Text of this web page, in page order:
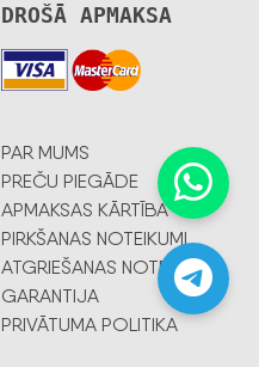
DROŠĀ APMAKSA
PAR MUMS
PREČU PIEGĀDE
APMAKSAS KĀRTĪBA
PIRKŠANAS NOTEIKUMI
ATGRIEŠANAS NOTEIKUMI
GARANTIJA
PRIVĀTUMA POLITIKA